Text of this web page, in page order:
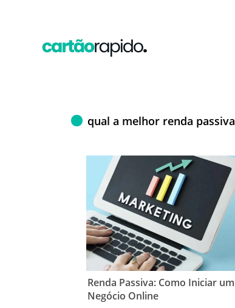
qual a melhor renda passiva
Renda Passiva: Como Iniciar um
Negócio Online